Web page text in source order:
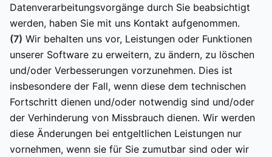
Datenverarbeitungsvorgänge durch Sie beabsichtigt
werden, haben Sie mit uns Kontakt aufgenommen.
(7) Wir behalten uns vor, Leistungen oder Funktionen
unserer Software zu erweitern, zu ändern, zu löschen
und/oder Verbesserungen vorzunehmen. Dies ist
insbesondere der Fall, wenn diese dem technischen
Fortschritt dienen und/oder notwendig sind und/oder
der Verhinderung von Missbrauch dienen. Wir werden
diese Änderungen bei entgeltlichen Leistungen nur
vornehmen, wenn sie für Sie zumutbar sind oder wir